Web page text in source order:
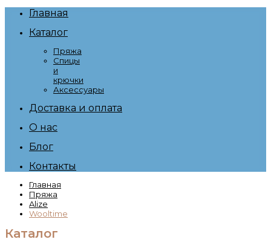
Главная
Каталог
Пряжа
Спицы
и
крючки
Аксессуары
Доставка и оплата
О нас
Блог
Контакты
Главная
Пряжа
Alize
Wooltime
Каталог